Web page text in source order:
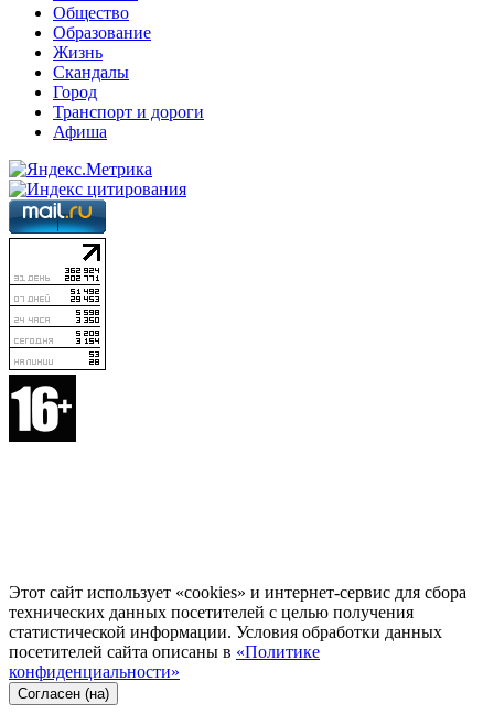
Общество
Образование
Жизнь
Скандалы
Город
Транспорт и дороги
Афиша
Этот сайт использует «cookies» и интернет-сервис для сбора
технических данных посетителей с целью получения
статистической информации. Условия обработки данных
посетителей сайта описаны в «Политике
конфиденциальности»
Согласен (на)